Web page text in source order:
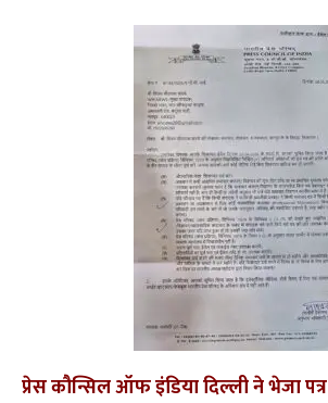
प्रेस कौन्सिल ऑफ इंडिया दिल्ली ने भेजा पत्र